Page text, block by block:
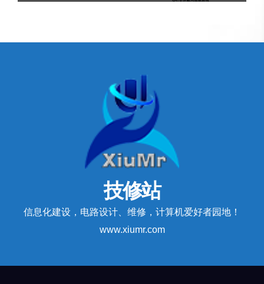
技修站
信息化建设，电路设计、维修，计算机爱好者园地！
www.xiumr.com